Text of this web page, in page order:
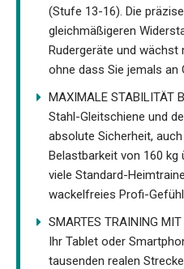
(Stufe 13-16). Die
gleichmäßigeren
Rudergeräte und wächst
ohne dass Sie jemals an
MAXIMALE STABILITÄT
Stahl-Gleitschiene und
absolute Sicherheit,
Belastbarkeit von 160
viele Standard-
wackelfreies Profi-
SMARTES TRAINING
Ihr Tablet oder
tausenden realen